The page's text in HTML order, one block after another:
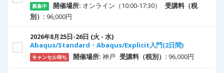
募集中 開催場所: オンライン（10:00-17:30）
受講料（税
別）: 96,000円
2026年8月25日-26日 (火 - 水)
Abaqus/Standard・Abaqus/Explicit入門(2日間)
キャンセル待ち 開催場所: 神戸 受講料（税別）: 96,000円